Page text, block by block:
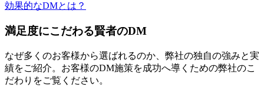
効果的なDMとは？
満足度にこだわる賢者のDM
なぜ多くのお客様から選ばれるのか、弊社の独自の強みと実
績をご紹介。お客様のDM施策を成功へ導くための弊社のこ
だわりをご覧ください。